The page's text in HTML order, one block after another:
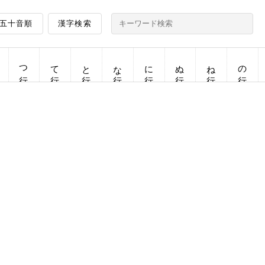
五十音順 漢字検索
つ行 て行 と行 な行 に行 ぬ行 ね行 の行